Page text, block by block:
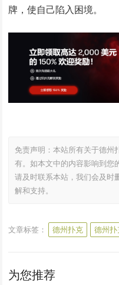
牌，使自己陷入困境。
免责声明：本站所有关于德州
有。如本文中的内容影响到您
请及时联系本站，我们会及时
解和支持。
文章标签： 德州扑克 德州
为您推荐